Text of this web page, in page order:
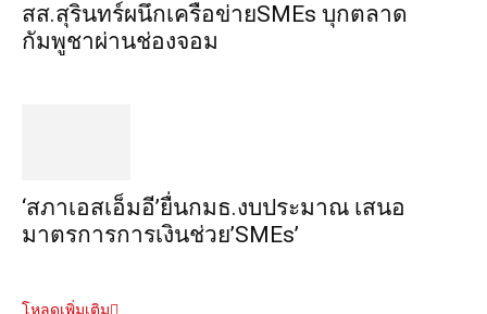
สส.สุรินทร์ผนึกเครือข่ายSMEs บุกตลาด
กัมพูชาผ่านช่องจอม
‘สภาเอสเอ็มอี’ยื่นกมธ.งบประมาณ เสนอ
มาตรการการเงินช่วย’SMEs’
โหลดเพิ่มเติม